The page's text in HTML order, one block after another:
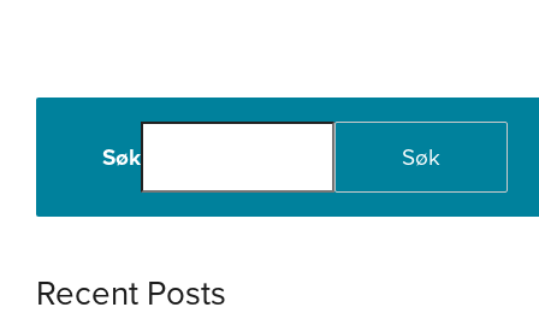
Søk Søk
Recent Posts